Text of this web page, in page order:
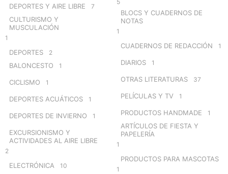
DEPORTES Y AIRE LIBRE 7
CULTURISMO Y
MUSCULACIÓN
1
DEPORTES 2
BALONCESTO 1
CICLISMO 1
DEPORTES ACUÁTICOS 1
DEPORTES DE INVIERNO 1
EXCURSIONISMO Y
ACTIVIDADES AL AIRE LIBRE
2
ELECTRÓNICA 10
5
BLOCS Y CUADERNOS DE
NOTAS
1
CUADERNOS DE REDACCIÓN 1
DIARIOS 1
OTRAS LITERATURAS 37
PELÍCULAS Y TV 1
PRODUCTOS HANDMADE 1
ARTÍCULOS DE FIESTA Y
PAPELERÍA
1
PRODUCTOS PARA MASCOTAS
1